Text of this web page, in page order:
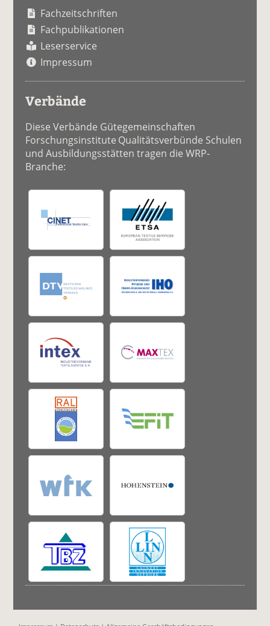
Fachzeitschriften
Fachpublikationen
Leserservice
Impressum
Verbände
Diese Verbände Gütegemeinschaften
Forschungsinstitute Qualitätsverbünde Schulen
und Ausbildungsstätten tragen die WRP-
Branche: